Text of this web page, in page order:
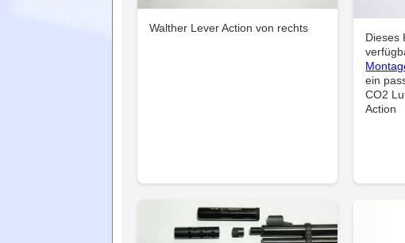
Walther Lever Action von rechts
Dieses
ein
CO2
Action